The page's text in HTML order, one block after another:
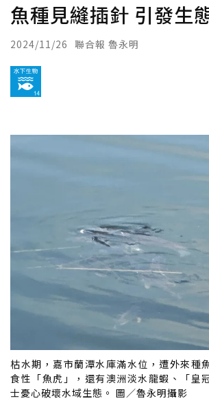
魚種見縫插針 引發生
2024/11/26 聯合報 魯永明
枯水期，嘉市蘭潭水庫滿水位，遭外來種
食性「魚虎」，還有澳洲淡水龍蝦、「皇
士憂心破壞水域生態。 圖／魯永明攝影